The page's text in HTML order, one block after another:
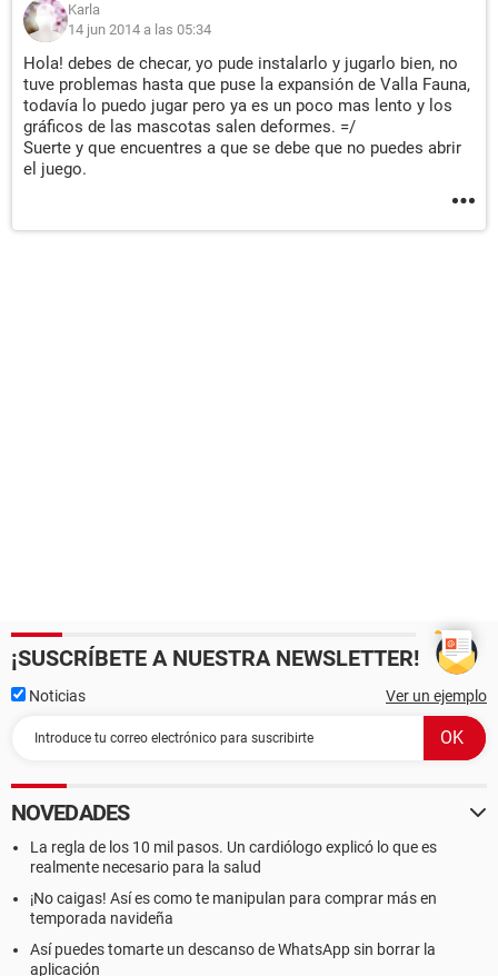
Karla
14 jun 2014 a las 05:34
Hola! debes de checar, yo pude instalarlo y jugarlo bien, no
tuve problemas hasta que puse la expansión de Valla Fauna,
todavía lo puedo jugar pero ya es un poco mas lento y los
gráficos de las mascotas salen deformes. =/
Suerte y que encuentres a que se debe que no puedes abrir
el juego.
¡SUSCRÍBETE A NUESTRA NEWSLETTER!
Noticias Ver un ejemplo
NOVEDADES
La regla de los 10 mil pasos. Un cardiólogo explicó lo que es
realmente necesario para la salud
¡No caigas! Así es como te manipulan para comprar más en
temporada navideña
Así puedes tomarte un descanso de WhatsApp sin borrar la
aplicación